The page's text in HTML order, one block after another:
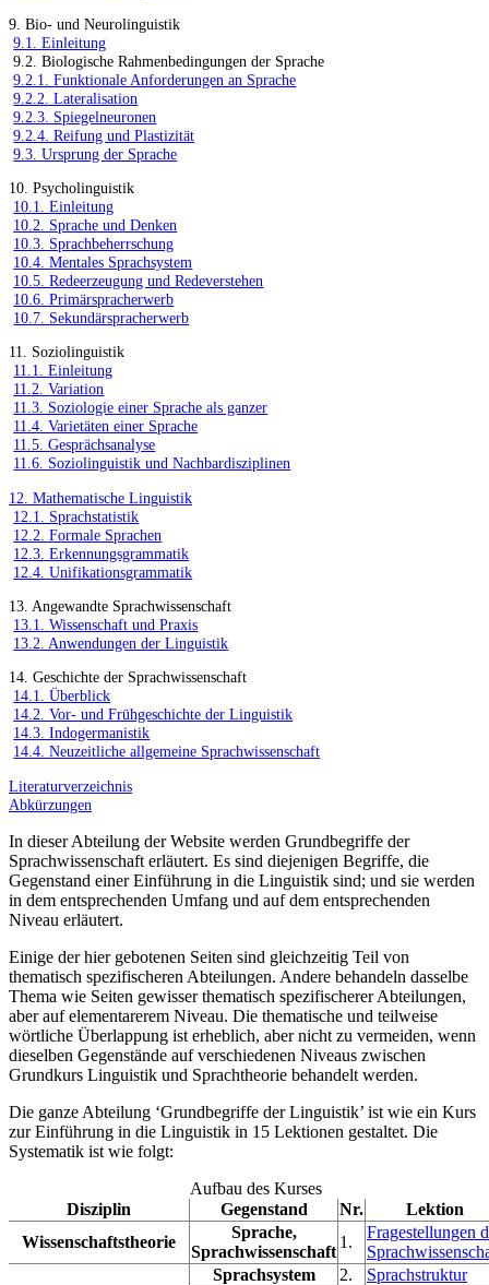
9. Bio- und Neurolinguistik
9.1. Einleitung
9.2. Biologische Rahmenbedingungen der Sprache
9.2.1. Funktionale Anforderungen an Sprache
9.2.2. Lateralisation
9.2.3. Spiegelneuronen
9.2.4. Reifung und Plastizität
9.3. Ursprung der Sprache
10. Psycholinguistik
10.1. Einleitung
10.2. Sprache und Denken
10.3. Sprachbeherrschung
10.4. Mentales Sprachsystem
10.5. Redeerzeugung und Redeverstehen
10.6. Primärspracherwerb
10.7. Sekundärspracherwerb
11. Soziolinguistik
11.1. Einleitung
11.2. Variation
11.3. Soziologie einer Sprache als ganzer
11.4. Varietäten einer Sprache
11.5. Gesprächsanalyse
11.6. Soziolinguistik und Nachbardisziplinen
12. Mathematische Linguistik
12.1. Sprachstatistik
12.2. Formale Sprachen
12.3. Erkennungsgrammatik
12.4. Unifikationsgrammatik
13. Angewandte Sprachwissenschaft
13.1. Wissenschaft und Praxis
13.2. Anwendungen der Linguistik
14. Geschichte der Sprachwissenschaft
14.1. Überblick
14.2. Vor- und Frühgeschichte der Linguistik
14.3. Indogermanistik
14.4. Neuzeitliche allgemeine Sprachwissenschaft
Literaturverzeichnis
Abkürzungen
In dieser Abteilung der Website werden Grundbegriffe der
Sprachwissenschaft erläutert. Es sind diejenigen Begriffe, die
Gegenstand einer Einführung in die Linguistik sind; und sie werden
in dem entsprechenden Umfang und auf dem entsprechenden
Niveau erläutert.
Einige der hier gebotenen Seiten sind gleichzeitig Teil von
thematisch spezifischeren Abteilungen. Andere behandeln dasselbe
Thema wie Seiten gewisser thematisch spezifischerer Abteilungen,
aber auf elementarerem Niveau. Die thematische und teilweise
wörtliche Überlappung ist erheblich, aber nicht zu vermeiden, wenn
dieselben Gegenstände auf verschiedenen Niveaus zwischen
Grundkurs Linguistik und Sprachtheorie behandelt werden.
Die ganze Abteilung ‘Grundbegriffe der Linguistik’ ist wie ein Kurs
zur Einführung in die Linguistik in 15 Lektionen gestaltet. Die
Systematik ist wie folgt:
Aufbau des Kurses
Disziplin
Gegenstand Nr.
Lektion
Wissenschaftstheorie
Sprache,
Sprachwissenschaft
1.
Fragestellungen
Sprachsystem 2. Sprachstruktur